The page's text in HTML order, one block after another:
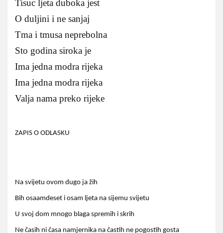
Tisuc ljeta duboka jest
O duljini i ne sanjaj
Tma i tmusa neprebolna
Sto godina siroka je
Ima jedna modra rijeka
Ima jedna modra rijeka
Valja nama preko rijeke
ZAPIS O ODLASKU
Na svijetu ovom dugo ja žih
Bih osaamdeset i osam ljeta na sijemu svijetu
U svoj dom mnogo blaga spremih i skrih
Ne časih ni časa namjernika na častih ne pogostih gosta